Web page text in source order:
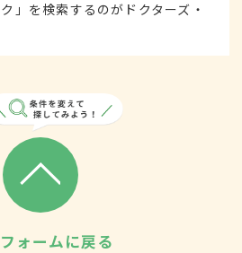
」を検索するのがドクターズ・
ォームに戻る